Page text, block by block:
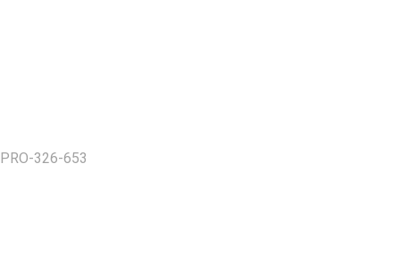
PRO-326-653